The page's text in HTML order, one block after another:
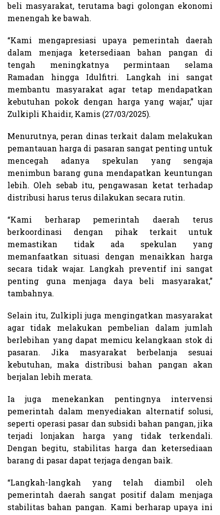
beli masyarakat, terutama bagi golongan ekonomi
menengah ke bawah.
“Kami mengapresiasi upaya pemerintah daerah
dalam menjaga ketersediaan bahan pangan di
tengah meningkatnya permintaan selama
Ramadan hingga Idulfitri. Langkah ini sangat
membantu masyarakat agar tetap mendapatkan
kebutuhan pokok dengan harga yang wajar,” ujar
Zulkipli Khaidir, Kamis (27/03/2025).
Menurutnya, peran dinas terkait dalam melakukan
pemantauan harga di pasaran sangat penting untuk
mencegah adanya spekulan yang sengaja
menimbun barang guna mendapatkan keuntungan
lebih. Oleh sebab itu, pengawasan ketat terhadap
distribusi harus terus dilakukan secara rutin.
“Kami berharap pemerintah daerah terus
berkoordinasi dengan pihak terkait untuk
memastikan tidak ada spekulan yang
memanfaatkan situasi dengan menaikkan harga
secara tidak wajar. Langkah preventif ini sangat
penting guna menjaga daya beli masyarakat,”
tambahnya.
Selain itu, Zulkipli juga mengingatkan masyarakat
agar tidak melakukan pembelian dalam jumlah
berlebihan yang dapat memicu kelangkaan stok di
pasaran. Jika masyarakat berbelanja sesuai
kebutuhan, maka distribusi bahan pangan akan
berjalan lebih merata.
Ia juga menekankan pentingnya intervensi
pemerintah dalam menyediakan alternatif solusi,
seperti operasi pasar dan subsidi bahan pangan, jika
terjadi lonjakan harga yang tidak terkendali.
Dengan begitu, stabilitas harga dan ketersediaan
barang di pasar dapat terjaga dengan baik.
“Langkah-langkah yang telah diambil oleh
pemerintah daerah sangat positif dalam menjaga
stabilitas bahan pangan. Kami berharap upaya ini